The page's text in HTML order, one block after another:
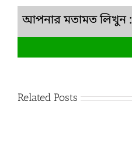
আপনার মতামত লিখুন :
Related Posts